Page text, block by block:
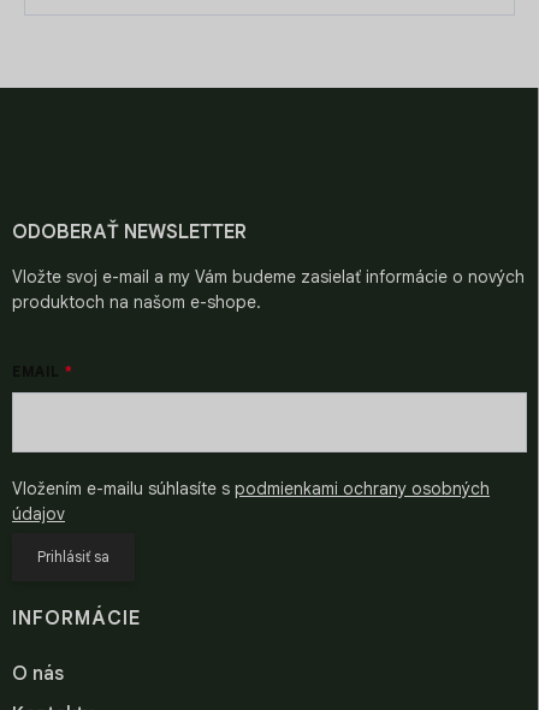
ODOBERAŤ NEWSLETTER
Vložte svoj e-mail a my Vám budeme zasielať informácie o nových
produktoch na našom e-shope.
Vložením e-mailu súhlasíte s podmienkami ochrany osobných
údajov
Prihlásiť sa
INFORMÁCIE
O nás